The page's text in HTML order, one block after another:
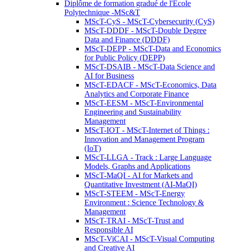
Diplôme de formation gradué de l'Ecole
Polytechnique -MSc&T
MScT-CyS - MScT-Cybersecurity (CyS)
MScT-DDDF - MScT-Double Degree
Data and Finance (DDDF)
MScT-DEPP - MScT-Data and Economics
for Public Policy (DEPP)
MScT-DSAIB - MScT-Data Science and
AI for Business
MScT-EDACF - MScT-Economics, Data
Analytics and Corporate Finance
MScT-EESM - MScT-Environmental
Engineering and Sustainability
Management
MScT-IOT - MScT-Internet of Things :
Innovation and Management Program
(IoT)
MScT-LLGA - Track : Large Language
Models, Graphs and Applications
MScT-MaQI - AI for Markets and
Quantitative Investment (AI-MaQI)
MScT-STEEM - MScT-Energy
Environment : Science Technology &
Management
MScT-TRAI - MScT-Trust and
Responsible AI
MScT-ViCAI - MScT-Visual Computing
and Creative AI